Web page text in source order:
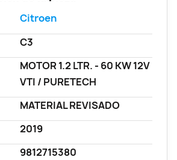
Citroen
C3
MOTOR 1.2 LTR. - 60 KW 12V
VTI / PURETECH
MATERIAL REVISADO
2019
9812715380